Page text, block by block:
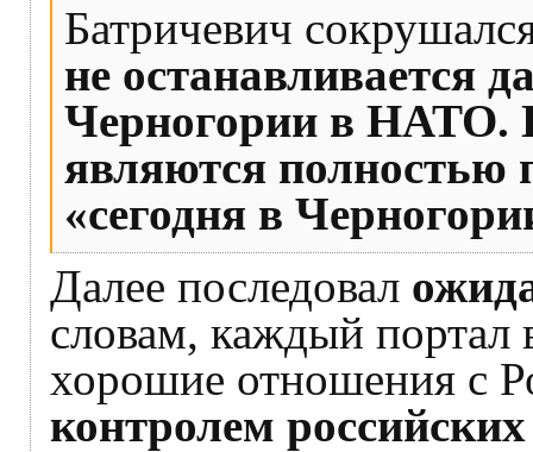
Батричевич
не останавливается
Черногории в НАТО.
являются полностью
«сегодня в
Далее последовал
словам, каждый
хорошие отношения с
контролем